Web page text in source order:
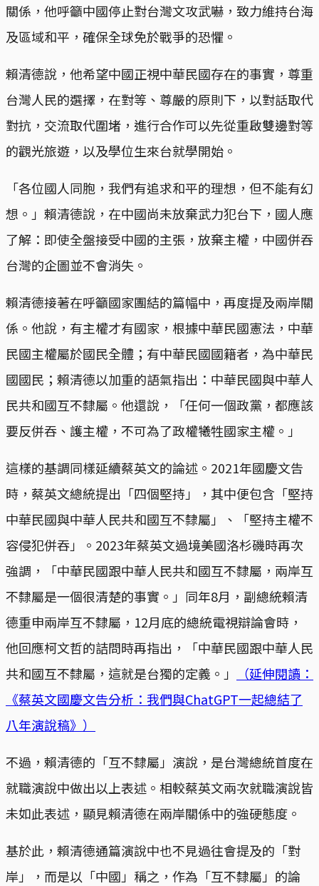
關係，他呼籲中國停止對台灣文攻武嚇，致力維持台海
及區域和平，確保全球免於戰爭的恐懼。
賴清德說，他希望中國正視中華民國存在的事實，尊重
台灣人民的選擇，在對等、尊嚴的原則下，以對話取代
對抗，交流取代圍堵，進行合作可以先從重啟雙邊對等
的觀光旅遊，以及學位生來台就學開始。
「各位國人同胞，我們有追求和平的理想，但不能有幻
想。」賴清德說，在中國尚未放棄武力犯台下，國人應
了解：即使全盤接受中國的主張，放棄主權，中國併吞
台灣的企圖並不會消失。
賴清德接著在呼籲國家團結的篇幅中，再度提及兩岸關
係。他說，有主權才有國家，根據中華民國憲法，中華
民國主權屬於國民全體；有中華民國國籍者，為中華民
國國民；賴清德以加重的語氣指出：中華民國與中華人
民共和國互不隸屬。他還說，「任何一個政黨，都應該
要反併吞、護主權，不可為了政權犧牲國家主權。」
這樣的基調同樣延續蔡英文的論述。2021年國慶文告
時，蔡英文總統提出「四個堅持」，其中便包含「堅持
中華民國與中華人民共和國互不隸屬」、「堅持主權不
容侵犯併吞」。2023年蔡英文過境美國洛杉磯時再次
強調，「中華民國跟中華人民共和國互不隸屬，兩岸互
不隸屬是一個很清楚的事實。」同年8月，副總統賴清
德重申兩岸互不隸屬，12月底的總統電視辯論會時，
他回應柯文哲的詰問時再指出，「中華民國跟中華人民
共和國互不隸屬，這就是台獨的定義。」
（延伸閱讀：
《蔡英文國慶文告分析：我們與ChatGPT一起總結了
八年演說稿》）
不過，賴清德的「互不隸屬」演說，是台灣總統首度在
就職演說中做出以上表述。相較蔡英文兩次就職演說皆
未如此表述，顯見賴清德在兩岸關係中的強硬態度。
基於此，賴清德通篇演說中也不見過往會提及的「對
岸」，而是以「中國」稱之，作為「互不隸屬」的論